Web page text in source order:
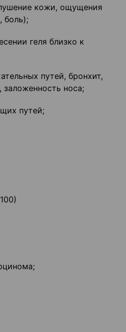
кожи, ощущения
боль);
геля близко к
путей, бронхит,
заложенность носа;
путей;